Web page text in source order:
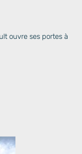
ouvre ses portes à